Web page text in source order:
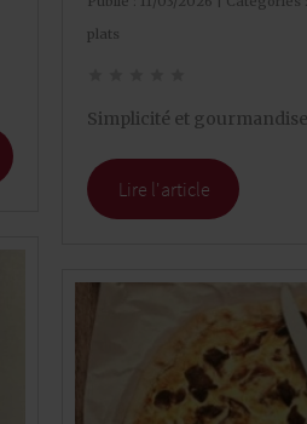
plats
Simplicité et
Lire l'article